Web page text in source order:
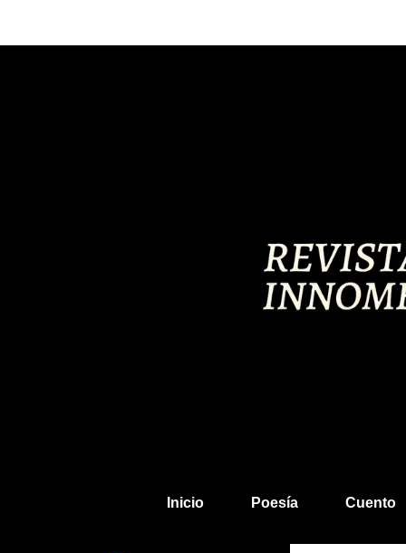
Inicio Poesía Cuento